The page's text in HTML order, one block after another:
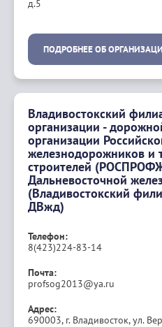
д.5
ПОДРОБНЕЕ ОБ
Владивостокский
организации -
организации
железнодорожников и
строителей
Дальневосточной
(Владивостокский
ДВжд)
Телефон:
8(423)224-83-14
Почта:
profsog2013@ya.ru
Адрес:
690003, г. Владивосток, ул.